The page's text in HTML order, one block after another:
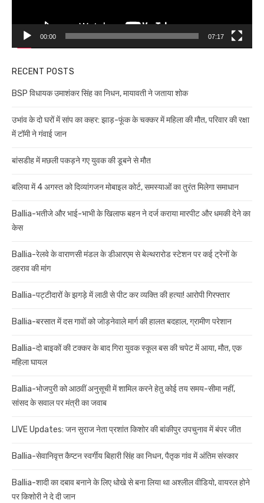
00:00 07:17
RECENT POSTS
BSP विधायक उमाशंकर सिंह का निधन, मायावती ने जताया शोक
उभांव के दो घरों में सांप का कहर: झाड़-फूंक के चक्कर में महिला की मौत, परिवार की रक्षा
में टॉमी ने गंवाई जान
बांसडीह में मछली पकड़ने गए युवक की डूबने से मौत
बलिया में 4 अगस्त को दिव्यांगजन मोबाइल कोर्ट, समस्याओं का तुरंत मिलेगा समाधान
Ballia-भतीजे और भाई-भाभी के खिलाफ बहन ने दर्ज कराया मारपीट और धमकी देने का
केस
Ballia-रेलवे के वाराणसी मंडल के डीआरएम से बेल्थरारोड स्टेशन पर कई ट्रेनों के
ठहराव की मांग
Ballia-पट्टीदारों के झगड़े में लाठी से पीट कर व्यक्ति की हत्या! आरोपी गिरफ्तार
Ballia-बरसात में दस गावों को जोड़नेवाले मार्ग की हालत बदहाल, ग्रामीण परेशान
Ballia-दो बाइकों की टक्कर के बाद गिरा युवक स्कूल बस की चपेट में आया, मौत, एक
महिला घायल
Ballia-भोजपुरी को आठवीं अनुसूची में शामिल करने हेतु कोई तय समय-सीमा नहीं,
सांसद के सवाल पर मंत्री का जवाब
LIVE Updates: जन सुराज नेता प्रशांत किशोर की बांकीपुर उपचुनाव में बंपर जीत
Ballia-सेवानिवृत्त कैप्टन स्वर्गीय बिहारी सिंह का निधन, पैतृक गांव में अंतिम संस्कार
Ballia-शादी का दबाव बनाने के लिए धोखे से बना लिया था अश्लील वीडियो, वायरल होने
पर किशोरी ने दे दी जान